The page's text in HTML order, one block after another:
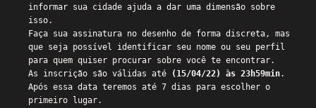
informar sua cidade ajuda a dar uma dimensão sobre
isso.
Faça sua assinatura no desenho de forma discreta, mas
que seja possível identificar seu nome ou seu perfil
para quem quiser procurar sobre você te encontrar.
As inscrição são válidas até
(15/04/22) às 23h59min.
Após essa data teremos até 7 dias para escolher o
primeiro lugar.